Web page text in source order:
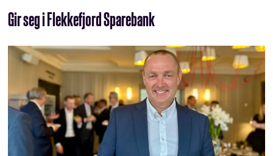
Gir seg i Flekkefjord Sparebank